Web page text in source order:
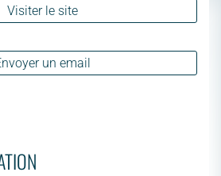
Visiter le site
un email